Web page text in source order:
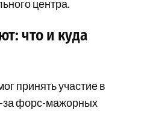
центра.
что и куда
принять участие в
за форс-мажорных